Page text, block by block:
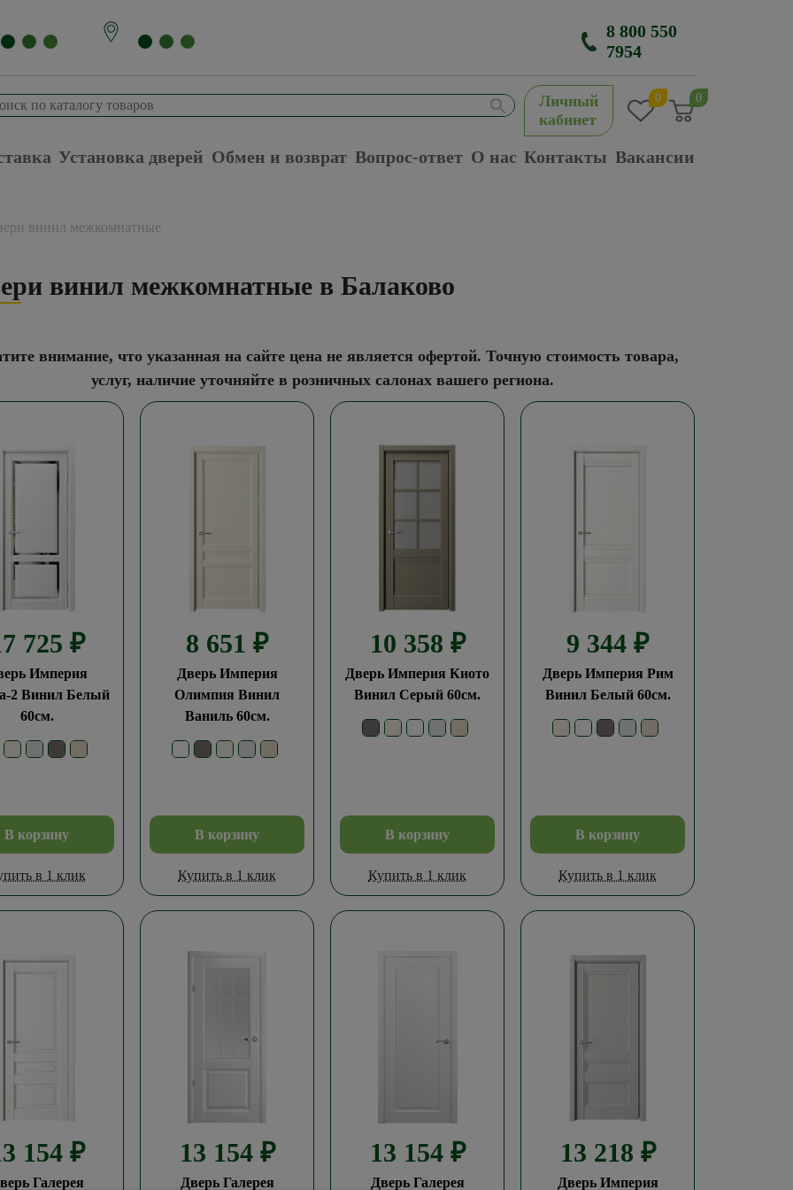
8 800 550
7954
Личный
кабинет
0 0
Установка дверей Обмен и возврат Вопрос-ответ О нас Контакты Вакансии
винил межкомнатные
винил межкомнатные в Балаково
внимание, что указанная на сайте цена не является офертой. Точную стоимость товара,
услуг, наличие уточняйте в розничных салонах вашего региона.
725 ₽
Империя
2 Винил Белый
60см.
В корзину
в 1 клик
8 651₽
Дверь Империя
Олимпия Винил
Ваниль 60см.
В корзину
Купить в 1 клик
10 358 ₽
Дверь Империя Киото
Винил Серый 60см.
В корзину
Купить в 1 клик
9 344₽
Дверь Империя Рим
Винил Белый 60см.
В корзину
Купить в 1 клик
154 ₽
Галерея
13 154 ₽
Дверь Галерея
13 154 ₽
Дверь Галерея
13 218 ₽
Дверь Империя